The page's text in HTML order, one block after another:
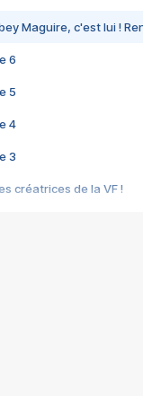
Maguire, c'est lui !
6
5
4
3
créatrices de la VF !